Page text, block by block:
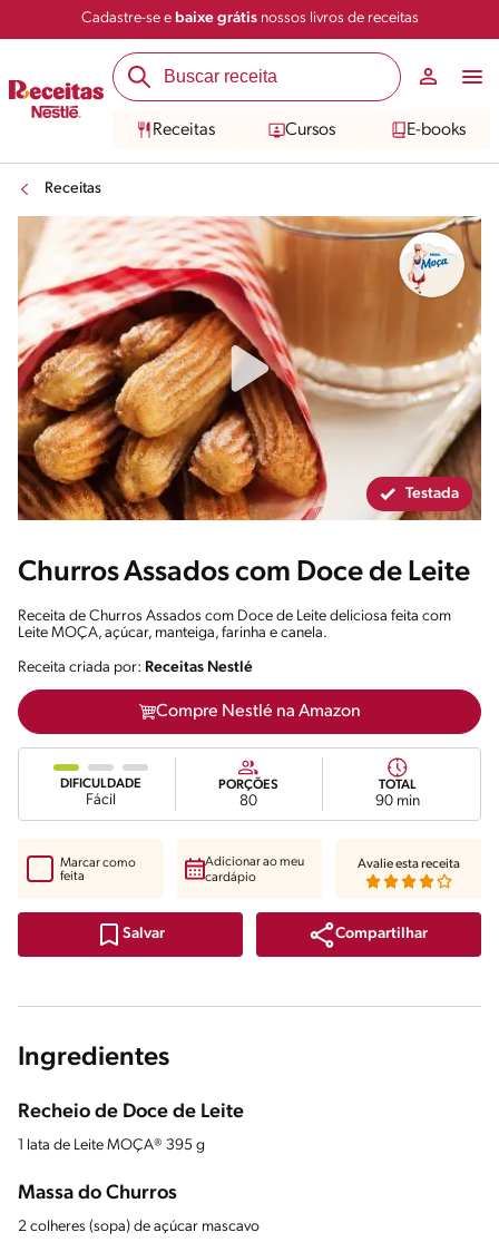
Cadastre-se e baixe grátisnossos livros de receitas
Receitas Cursos E-books
Receitas
Salvar Compartilhar
Testada
Churros Assados com Doce de Leite
Receita de Churros Assados com Doce de Leite deliciosa feita com
Leite MOÇA, açúcar, manteiga, farinha e canela.
Receita criada por: Receitas Nestlé
Compre Nestlé na Amazon
DIFICULDADE
Fácil
PORÇÕES
80
TOTAL
90 min
Salvar Compartilhar
Marcar como
feita
Adicionar ao meu
cardápio
Avalie esta receita
Ingredientes
Recheio de Doce de Leite
1 lata de Leite MOÇA® 395 g
Massa do Churros
2 colheres (sopa) de açúcar mascavo